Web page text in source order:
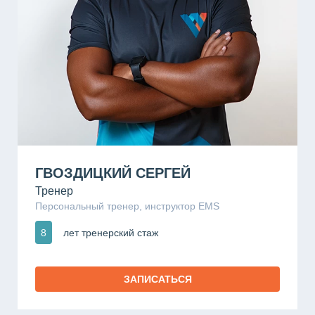
ГВОЗДИЦКИЙ СЕРГЕЙ
Тренер
Персональный тренер, инструктор EMS
8 лет тренерский стаж
ЗАПИСАТЬСЯ